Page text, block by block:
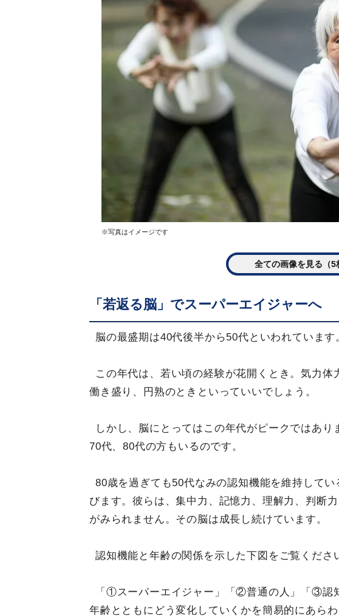
※写真はイメージです
全ての画像を見る（5
「若返る脳」でスーパーエイジャーへ
脳の最盛期は40代後半から50代といわれています
この年代は、若い頃の経験が花開くとき。気力体
働き盛り、円熟のときといっていいでしょう。
しかし、脳にとってはこの年代がピークではあり
70代、80代の方もいるのです。
80歳を過ぎても50代なみの認知機能を維持して
びます。彼らは、集中力、記憶力、理解力、判断
がみられません。その脳は成長し続けています。
認知機能と年齢の関係を示した下図をご覧くださ
「①スーパーエイジャー」「②普通の人」「③認
年齢とともにどう変化していくかを簡易的にあらわ